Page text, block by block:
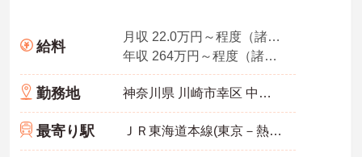
給料
月収 22.0万円～程度（諸手当込）
年収 264万円～程度（諸手当込）
勤務地 神奈川県 川崎市幸区 中幸町2-32
最寄り駅 ＪＲ東海道本線(東京－熱海)「川崎駅」徒歩8分